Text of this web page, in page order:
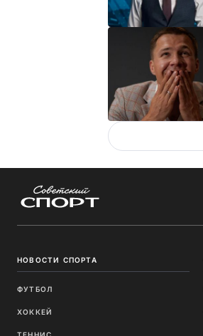
НОВОСТИ СПОРТА
ФУТБОЛ
ХОККЕЙ